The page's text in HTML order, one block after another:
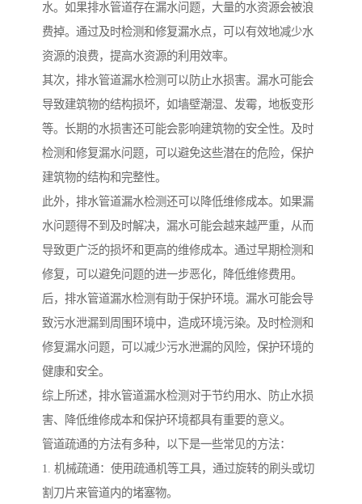
水。如果排水管道存在漏水问题，大量的水资源会被浪
费掉。通过及时检测和修复漏水点，可以有效地减少水
资源的浪费，提高水资源的利用效率。
其次，排水管道漏水检测可以防止水损害。漏水可能会
导致建筑物的结构损坏，如墙壁潮湿、发霉，地板变形
等。长期的水损害还可能会影响建筑物的安全性。及时
检测和修复漏水问题，可以避免这些潜在的危险，保护
建筑物的结构和完整性。
此外，排水管道漏水检测还可以降低维修成本。如果漏
水问题得不到及时解决，漏水可能会越来越严重，从而
导致更广泛的损坏和更高的维修成本。通过早期检测和
修复，可以避免问题的进一步恶化，降低维修费用。
后，排水管道漏水检测有助于保护环境。漏水可能会导
致污水泄漏到周围环境中，造成环境污染。及时检测和
修复漏水问题，可以减少污水泄漏的风险，保护环境的
健康和安全。
综上所述，排水管道漏水检测对于节约用水、防止水损
害、降低维修成本和保护环境都具有重要的意义。
管道疏通的方法有多种，以下是一些常见的方法：
1. 机械疏通：使用疏通机等工具，通过旋转的刷头或切
割刀片来管道内的堵塞物。